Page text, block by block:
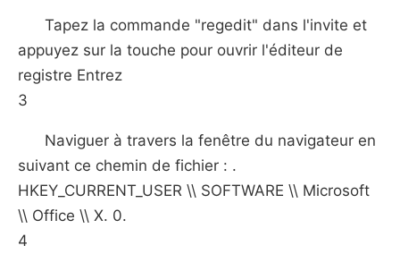
Tapez la commande "regedit" dans l'invite et
appuyez sur la touche pour ouvrir l'éditeur de
registre Entrez
3
Naviguer à travers la fenêtre du navigateur en
suivant ce chemin de fichier : .
HKEY_CURRENT_USER \\ SOFTWARE \\ Microsoft
\\ Office \\ X. 0.
4